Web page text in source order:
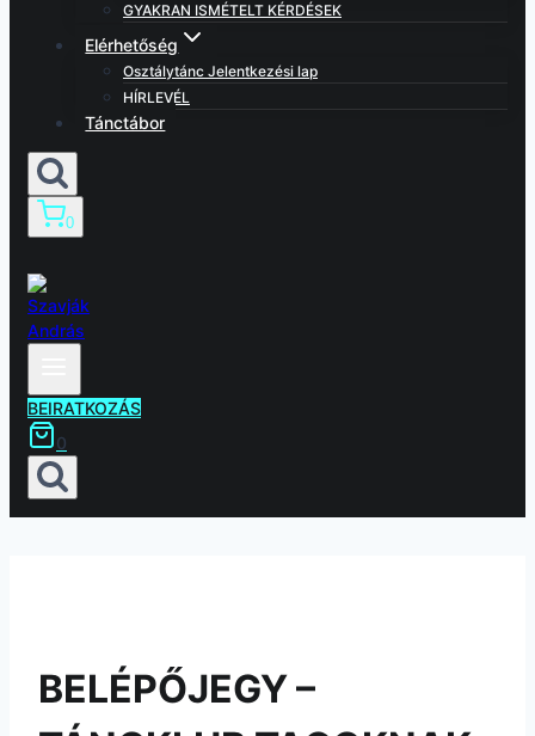
GYAKRAN ISMÉTELT KÉRDÉSEK
Elérhetőség
Osztálytánc Jelentkezési lap
HÍRLEVÉL
Tánctábor
0
BEIRATKOZÁS
0
BELÉPŐJEGY –